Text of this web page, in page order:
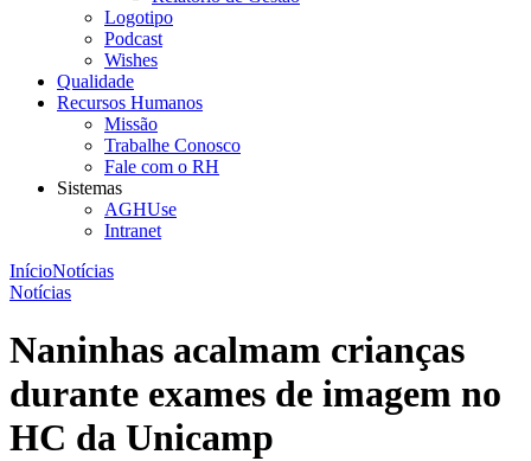
Logotipo
Podcast
Wishes
Qualidade
Recursos Humanos
Missão
Trabalhe Conosco
Fale com o RH
Sistemas
AGHUse
Intranet
InícioNotícias
Notícias
Naninhas acalmam crianças
durante exames de imagem no
HC da Unicamp